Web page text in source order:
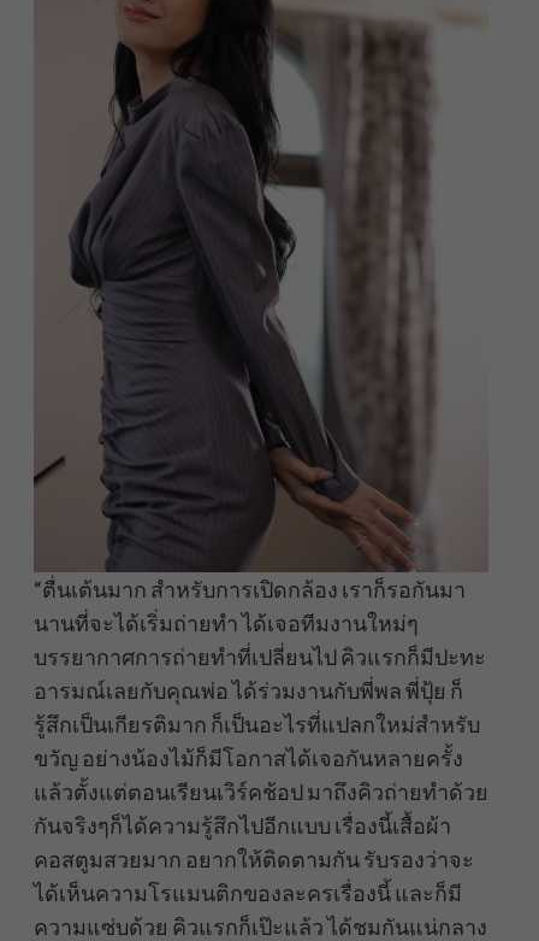
“ตื่นเต้นมาก สำหรับการเปิดกล้อง เราก็รอกันมา
นานที่จะได้เริ่มถ่ายทำ ได้เจอทีมงานใหม่ๆ
บรรยากาศการถ่ายทำที่เปลี่ยนไป คิวแรกก็มีปะทะ
อารมณ์เลยกับคุณพ่อ ได้ร่วมงานกับพี่พล พี่ปุ้ย ก็
รู้สึกเป็นเกียรติมาก ก็เป็นอะไรที่แปลกใหม่สำหรับ
ขวัญ อย่างน้องไม้ก็มีโอกาสได้เจอกันหลายครั้ง
แล้วตั้งแต่ตอนเรียนเวิร์คช้อป มาถึงคิวถ่ายทำด้วย
กันจริงๆก็ได้ความรู้สึกไปอีกแบบ เรื่องนี้เสื้อผ้า
คอสตูมสวยมาก อยากให้ติดตามกัน รับรองว่าจะ
ได้เห็นความโรแมนติกของละครเรื่องนี้ และก็มี
ความแซ่บด้วย คิวแรกก็เป๊ะแล้ว ได้ชมกันแน่กลาง